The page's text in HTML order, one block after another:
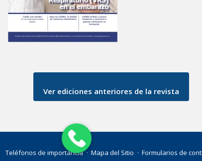
Ver ediciones anteriores de la revista
Teléfonos de importancia
Mapa del Sitio Formularios de